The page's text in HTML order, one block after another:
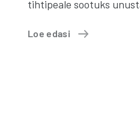
tihtipeale sootuks
Loe edasi